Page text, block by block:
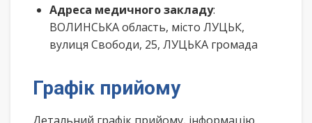
Адреса медичного закладу:
ВОЛИНСЬКА область, місто ЛУЦЬК,
вулиця Свободи, 25, ЛУЦЬКА громада
Графік прийому